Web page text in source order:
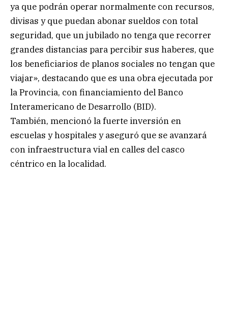
ya que podrán operar normalmente con recursos,
divisas y que puedan abonar sueldos con total
seguridad, que un jubilado no tenga que recorrer
grandes distancias para percibir sus haberes, que
los beneficiarios de planos sociales no tengan que
viajar», destacando que es una obra ejecutada por
la Provincia, con financiamiento del Banco
Interamericano de Desarrollo (BID).
También, mencionó la fuerte inversión en
escuelas y hospitales y aseguró que se avanzará
con infraestructura vial en calles del casco
céntrico en la localidad.